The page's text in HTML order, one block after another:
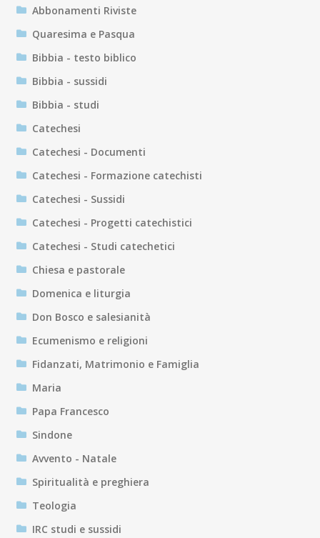
Abbonamenti Riviste
Quaresima e Pasqua
Bibbia - testo biblico
Bibbia - sussidi
Bibbia - studi
Catechesi
Catechesi - Documenti
Catechesi - Formazione catechisti
Catechesi - Sussidi
Catechesi - Progetti catechistici
Catechesi - Studi catechetici
Chiesa e pastorale
Domenica e liturgia
Don Bosco e salesianità
Ecumenismo e religioni
Fidanzati, Matrimonio e Famiglia
Maria
Papa Francesco
Sindone
Avvento - Natale
Spiritualità e preghiera
Teologia
IRC studi e sussidi